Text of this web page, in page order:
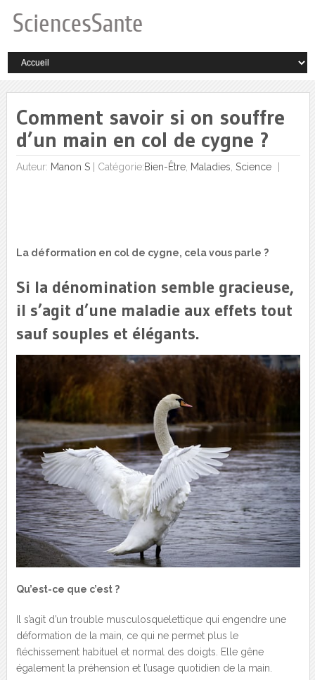
Comment savoir si on souffre
d’un main en col de cygne ?
Auteur: Manon S| Catégorie:Bien-Être, Maladies Science
La déformation en col de cygne, cela vous parle ?
Si la dénomination semble gracieuse,
il s’agit d’une maladie aux effets tout
sauf souples et élégants.
Qu’est-ce que c’est ?
Il s’agit d’un trouble musculosquelettique qui engendre une
déformation de la main, ce qui ne permet plus le
fléchissement habituel et normal des doigts. Elle gêne
également la préhension et l’usage quotidien de la main.